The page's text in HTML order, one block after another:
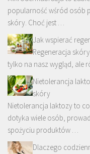
popularność wśród osób
skóry. Choć jest …
Jak wspierać
Regeneracja
tylko na nasz wygląd, ale
Nietolerancja
skóry
Nietolerancja laktozy to
dotyka wiele osób,
spożyciu produktów …
Dlaczego